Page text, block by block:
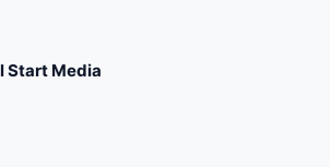
Start Media